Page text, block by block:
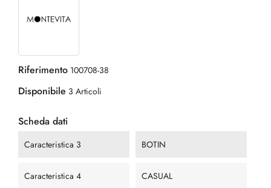
Riferimento 100708-38
Disponibile 3 Articoli
Scheda dati
Caracteristica 3 BOTIN
Caracteristica 4 CASUAL